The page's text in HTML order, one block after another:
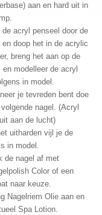
aan en hard uit in
de acryl penseel door de
en doop het in de acrylic
breng het aan op de
en modelleer de acryl
in model.
je tevreden bent doe
nagel. (Acryl
aan de lucht)
uitharden vijl je de
in model.
de nagel af met
Color of een
naar keuze.
Nagelriem Olie aan en
Spa Lotion.